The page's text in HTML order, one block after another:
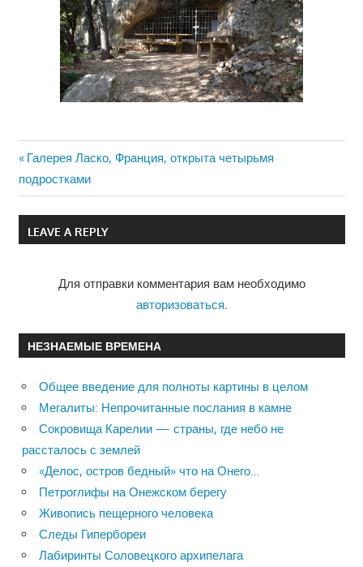
Навигация
по
записям
Previous
Post:
Галерея Ласко, Франция, открыта четырьмя
подростками
LEAVE A REPLY
Для отправки комментария вам необходимо
авторизоваться
НЕЗНАЕМЫЕ ВРЕМЕНА
Общее введение для полноты картины в целом
Мегалиты: Непрочитанные послания в камне
Сокровища Карелии — страны, где небо не
рассталось с землей
«Делос, остров бедный» что на Онего…
Петроглифы на Онежском берегу
Живопись пещерного человека
Следы Гипербореи
Лабиринты Соловецкого архипелага